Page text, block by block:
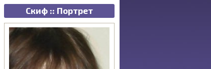
Скиф :: Портрет